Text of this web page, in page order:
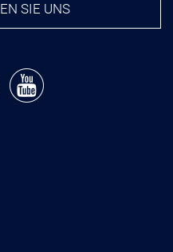
SIE UNS